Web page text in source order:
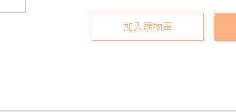
加入購物車